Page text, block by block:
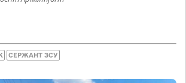
СЕРЖАНТ ЗСУ